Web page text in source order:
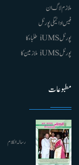
ملازم لاگ ان
فیس ادائیگی پورٹل
پورٹل iUMS طلباء کا
پورٹل iUMS ملازمین کا
مطبوعات
رسالہ الکلام